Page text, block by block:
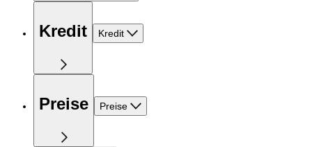
Kredit Kredit
Preise Preise